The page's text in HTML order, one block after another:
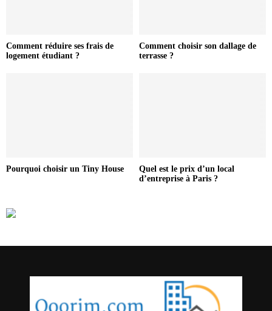
Comment réduire ses frais de
logement étudiant ?
Comment choisir son dallage de
terrasse ?
Pourquoi choisir un Tiny House
Quel est le prix d’un local
d’entreprise à Paris ?